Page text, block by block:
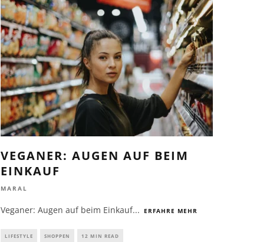
VEGANER: AUGEN AUF BEIM
EINKAUF
MARAL
Veganer: Augen auf beim Einkauf... ERFAHRE MEHR
LIFESTYLE SHOPPEN 12 MIN READ